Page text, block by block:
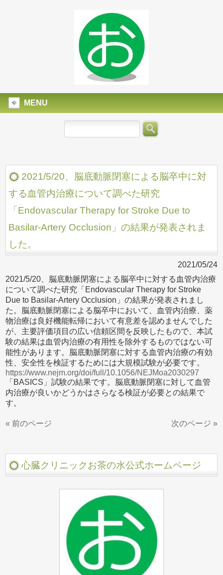
MENU
2021/5/20、脳底動脈閉塞による脳卒中に対
する血管内治療について調べた研究
「Endovascular Therapy for Stroke Due to
Basilar-Artery Occlusion」の結果が発表されま
した。
2021/05/24
2021/5/20、脳底動脈閉塞による脳卒中に対する血管内治療
について調べた研究「Endovascular Therapy for Stroke
Due to Basilar-Artery Occlusion」の結果が発表されまし
た。脳底動脈閉塞による脳卒中において、血管内治療、薬
物治療は良好機能転帰において有意差を認めませんでした
が、主要評価項目の広い信頼区間を反映したもので、本試
験の結果は血管内治療の有用性を除外するものではない可
能性があります。脳底動脈閉塞に対する血管内治療の有効
性、安全性を検証するためには大規模試験が必要です。
https://www.nejm.org/doi/full/10.1056/NEJMoa2030297
「BASICS」試験の結果です。脳底動脈閉塞に対して血管
内治療が良いかどうかはさらなる検証が必要との結果で
す。
« 前のページ 次のページ »
心臓クリニックお茶の水公式ホームページ